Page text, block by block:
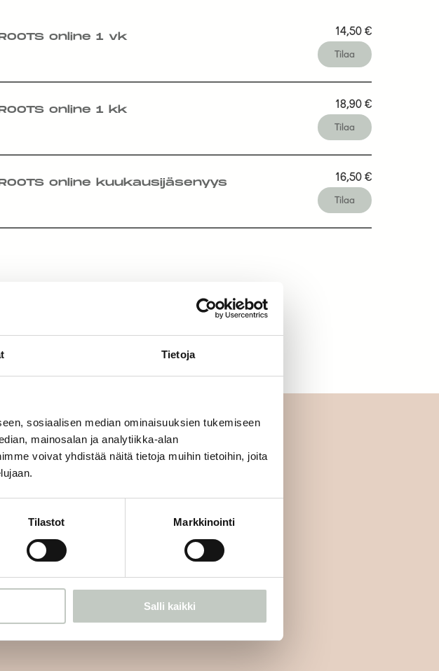
Tietoja
sosiaalisen median ominaisuuksien tukemiseen
mainosalan ja analytiikka-alan
voivat yhdistää näitä tietoja muihin tietoihin, joita
Tilastot Markkinointi
Salli kaikki
online 1 vk 14,50 €
Tilaa
online 1 kk 18,90 €
Tilaa
online kuukausijäsenyys 16,50 €
Tilaa
Kirjaudu sisään
Journaleista ensimmäisten joukossa: